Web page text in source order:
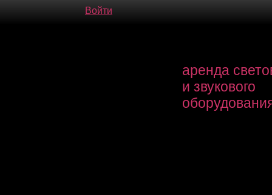
Войти
аренда
и звукового